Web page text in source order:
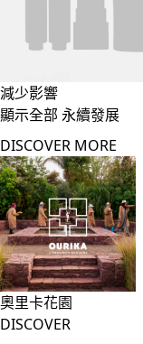
減少影響
顯示全部 永續發展
DISCOVER MORE
奧里卡花園
DISCOVER